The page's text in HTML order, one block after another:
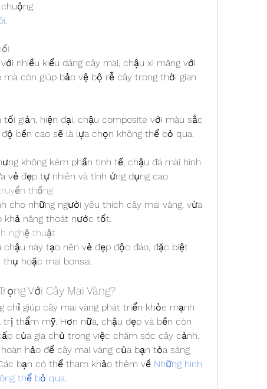
.
nhiều kiểu dáng cây mai, chậu xi măng với
còn giúp bảo vệ bộ rễ cây trong thời gian
giản, hiện đại, chậu composite với màu sắc
bền cao sẽ là lựa chọn không thể bỏ qua.
không kém phần tinh tế, chậu đá mài hình
vẻ đẹp tự nhiên và tính ứng dụng cao.
thống
cho những người yêu thích cây mai vàng, vừa
khả năng thoát nước tốt.
nghệ thuật
này tạo nên vẻ đẹp độc đáo, đặc biệt
hoặc mai bonsai.
Với Cây Mai Vàng?
chỉ giúp cây mai vàng phát triển khỏe mạnh
trị thẩm mỹ. Hơn nữa, chậu đẹp và bền còn
của gia chủ trong việc chăm sóc cây cảnh.
hảo để cây mai vàng của bạn tỏa sáng
bạn có thể tham khảo thêm về Những hình
thể bỏ qua.